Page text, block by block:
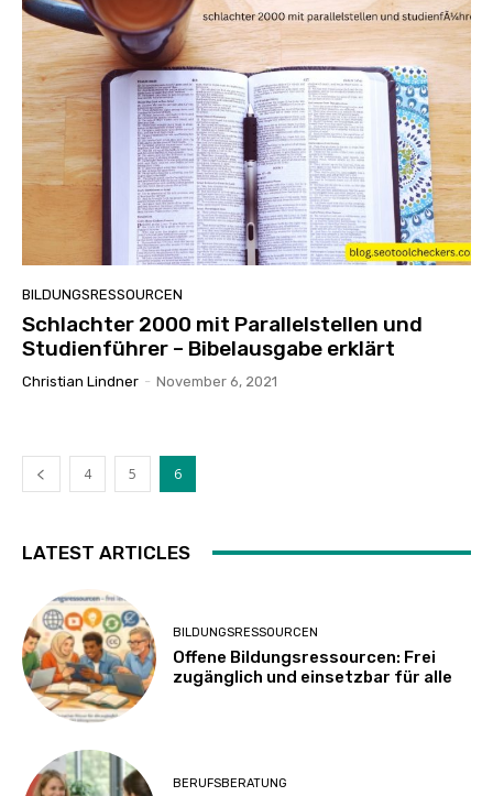
BILDUNGSRESSOURCEN
Schlachter 2000 mit Parallelstellen und
Studienführer – Bibelausgabe erklärt
Christian Lindner - November 6, 2021
4 5 6
LATEST ARTICLES
BILDUNGSRESSOURCEN
Offene Bildungsressourcen: Frei
zugänglich und einsetzbar für alle
BERUFSBERATUNG